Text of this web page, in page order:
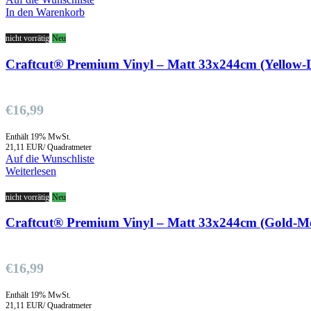
In den Warenkorb
nicht vorrätig Neu
Craftcut® Premium Vinyl – Matt 33x244cm (Yellow-
€16,99
Enthält 19% MwSt.
21,11 EUR/ Quadratmeter
Auf die Wunschliste
Weiterlesen
nicht vorrätig Neu
Craftcut® Premium Vinyl – Matt 33x244cm (Gold-
€16,99
Enthält 19% MwSt.
21,11 EUR/ Quadratmeter